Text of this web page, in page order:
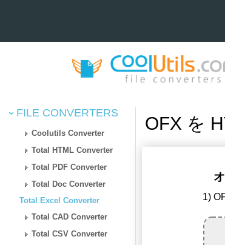
FILE CONVERTERS
Coolutils Converter
Total HTML Converter
Total PDF Converter
Total Doc Converter
Total Excel Converter
Total CAD Converter
Total CSV Converter
OFX を
1)